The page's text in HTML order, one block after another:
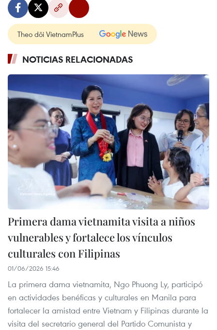
Theo dõi VietnamPlus
NOTICIAS RELACIONADAS
Primera dama vietnamita visita a niños
vulnerables y fortalece los vínculos
culturales con Filipinas
01/06/2026 15:46
La primera dama vietnamita, Ngo Phuong Ly, participó
en actividades benéficas y culturales en Manila para
fortalecer la amistad entre Vietnam y Filipinas durante la
visita del secretario general del Partido Comunista y